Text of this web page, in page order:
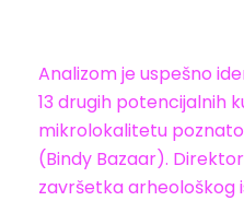
Analizom je uspešno
13 drugih potencijalnih
mikrolokalitetu
(Bindy Bazaar).
završetka arheološkog